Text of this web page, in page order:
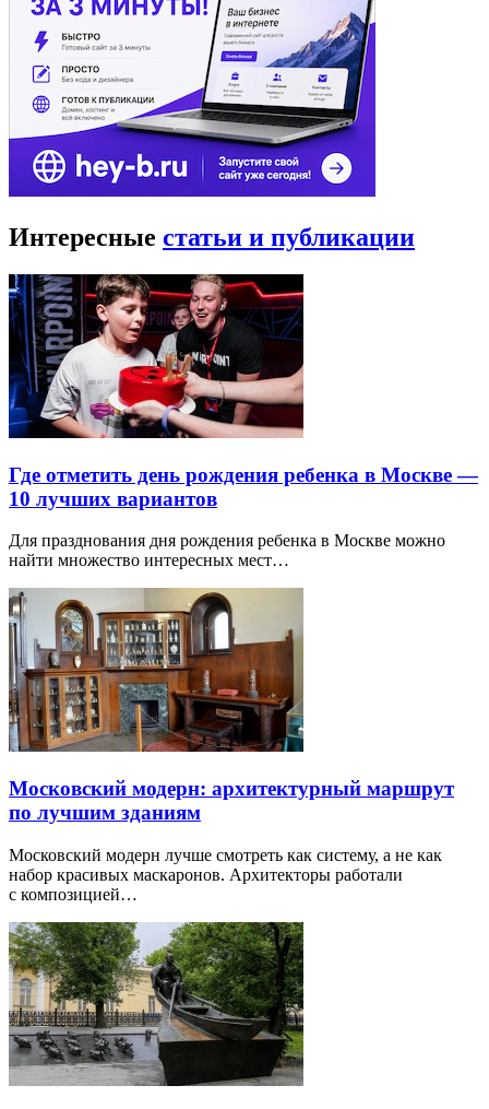
Интересные статьи и публикации
Где отметить день рождения ребенка в Москве —
10 лучших вариантов
Для празднования дня рождения ребенка в Москве можно
найти множество интересных мест…
Московский модерн: архитектурный маршрут
по лучшим зданиям
Московский модерн лучше смотреть как систему, а не как
набор красивых маскаронов. Архитекторы работали
с композицией…